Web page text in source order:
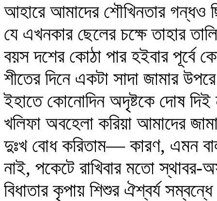
আহারে আমাদের শৌখিনতার গন্ধও
যে এখনকার ছেলের চক্ষে তাহার
বয়স দশের কোঠা পার হইবার পূর্বে
শীতের দিনে একটা সাদা জামার
ইহাতে কোনোদিন অদৃষ্টকে দোষ
খলিফা অবহেলা করিয়া আমাদের
দুঃখ বোধ করিতাম— কারণ, এমন
নাই, পকেটে রাখিবার মতো স্থাবর-
বিধাতার কৃপায় শিশুর ঐশ্বর্য